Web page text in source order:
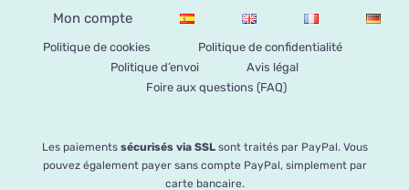
Mon compte
Politique de cookies
Politique de confidentialité
Politique d’envoi
Avis légal
Foire aux questions (FAQ)
Les paiementssécurisés via SSLsont traités par PayPal. Vous
pouvez également payer sans compte PayPal, simplement par
carte bancaire.